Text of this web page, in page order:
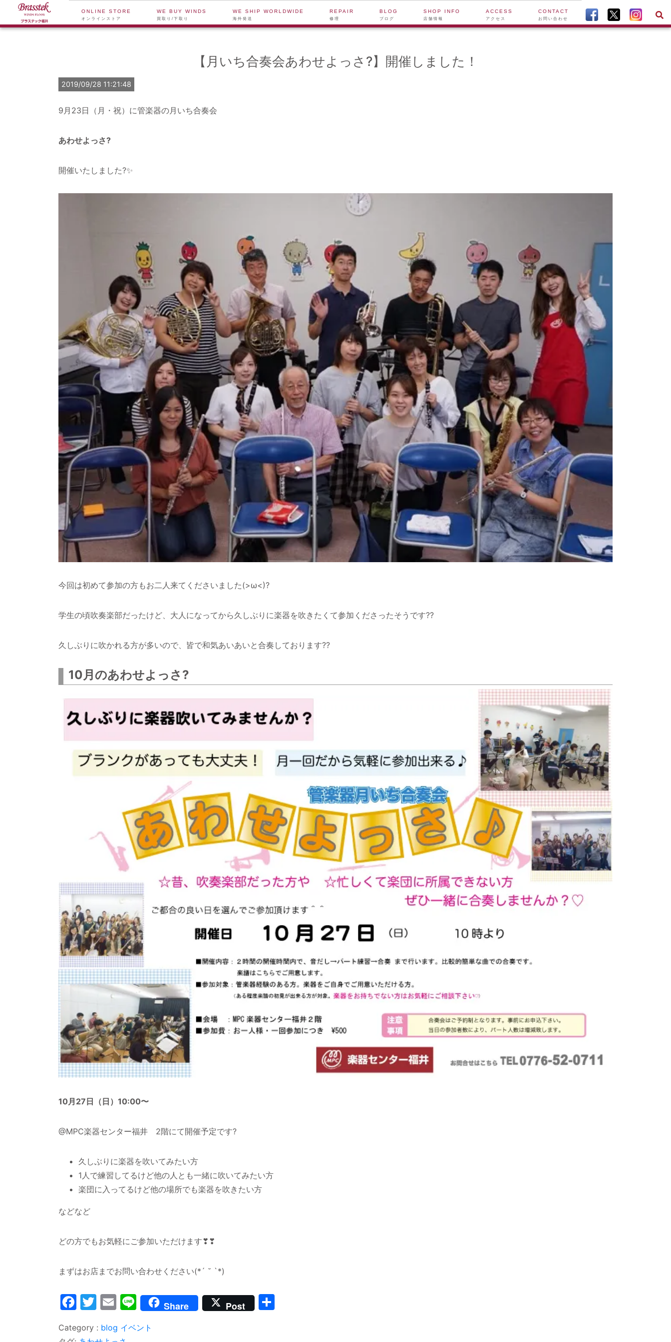
ONLINE STORE
オンラインストア
WE BUY WINDS
買取り/下取り
WE SHIP WORLDWIDE
海外発送
REPAIR
修理
BLOG
ブログ
SHOP INFO
店舗情報
ACCESS
アクセス
CONTACT
お問い合わせ
【月いち合奏会あわせよっさ?】開催しました！
2019/09/28 11:21:48
9月23日（月・祝）に管楽器の月いち合奏会
あわせよっさ?
開催いたしました?✨
今回は初めて参加の方もお二人来てくださいました(>ω<)?
学生の頃吹奏楽部だったけど、大人になってから久しぶりに楽器を吹きたくて参加くださったそうです??
久しぶりに吹かれる方が多いので、皆で和気あいあいと合奏しております??
10月のあわせよっさ?
10月27日（日）10:00〜
@MPC楽器センター福井 2階にて開催予定です?
久しぶりに楽器を吹いてみたい方
1人で練習してるけど他の人とも一緒に吹いてみたい方
楽団に入ってるけど他の場所でも楽器を吹きたい方
などなど
どの方でもお気軽にご参加いただけます❣❣
まずはお店までお問い合わせください(*´ ˘ `*)
Facebook
Twitter
Email
LineShare Post
blog イベント